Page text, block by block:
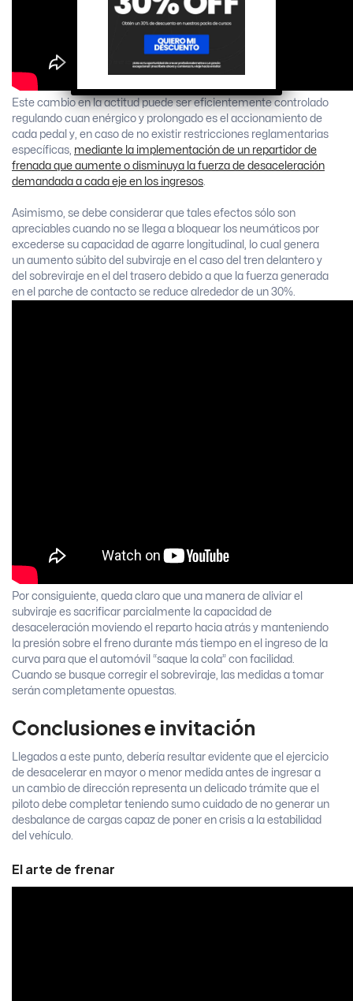
Este cambio en la actitud puede ser eficientemente controlado
regulando cuan enérgico y prolongado es el accionamiento de
cada pedal y, en caso de no existir restricciones reglamentarias
específicas, mediante la implementación de un repartidor de
frenada que aumente o disminuya la fuerza de desaceleración
demandada a cada eje en los ingresos
Asimismo, se debe considerar que tales efectos sólo son
apreciables cuando no se llega a bloquear los neumáticos por
excederse su capacidad de agarre longitudinal, lo cual genera
un aumento súbito del subviraje en el caso del tren delantero y
del sobreviraje en el del trasero debido a que la fuerza generada
en el parche de contacto se reduce alrededor de un 30%.
Por consiguiente, queda claro que una manera de aliviar el
subviraje es sacrificar parcialmente la capacidad de
desaceleración moviendo el reparto hacia atrás y manteniendo
la presión sobre el freno durante más tiempo en el ingreso de la
curva para que el automóvil “saque la cola” con facilidad.
Cuando se busque corregir el sobreviraje, las medidas a tomar
serán completamente opuestas.
Conclusiones e invitación
Llegados a este punto, debería resultar evidente que el ejercicio
de desacelerar en mayor o menor medida antes de ingresar a
un cambio de dirección representa un delicado trámite que el
piloto debe completar teniendo sumo cuidado de no generar un
desbalance de cargas capaz de poner en crisis a la estabilidad
del vehículo.
El arte de frenar